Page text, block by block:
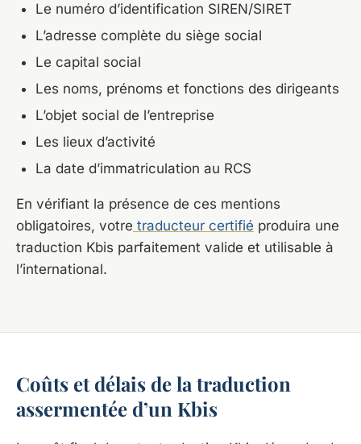
Le numéro d’identification SIREN/SIRET
L’adresse complète du siège social
Le capital social
Les noms, prénoms et fonctions des dirigeants
L’objet social de l’entreprise
Les lieux d’activité
La date d’immatriculation au RCS
En vérifiant la présence de ces mentions
obligatoires, votre traducteur certifié produira une
traduction Kbis parfaitement valide et utilisable à
l’international.
Coûts et délais de la traduction
assermentée d’un Kbis